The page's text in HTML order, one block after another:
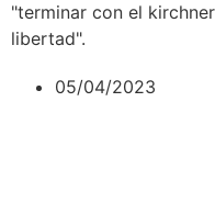
"terminar con el
libertad".
05/04/2023